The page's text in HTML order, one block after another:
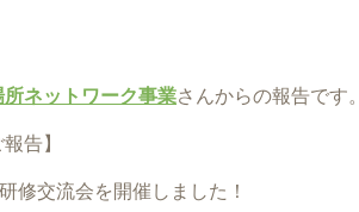
ネットワーク事業さんからの報告です。
告】
修交流会を開催しました！